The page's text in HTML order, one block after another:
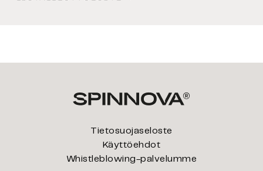
Tietosuojaseloste
Käyttöehdot
Whistleblowing-palvelumme